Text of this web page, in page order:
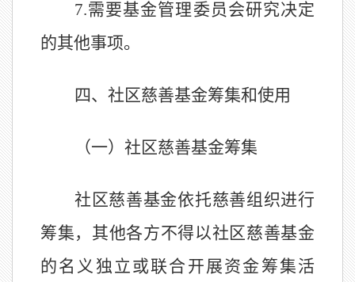
7.需要基金管理委员会研究决定
的其他事项。
四、社区慈善基金筹集和使用
（一）社区慈善基金筹集
社区慈善基金依托慈善组织进行
筹集，其他各方不得以社区慈善基金
的名义独立或联合开展资金筹集活